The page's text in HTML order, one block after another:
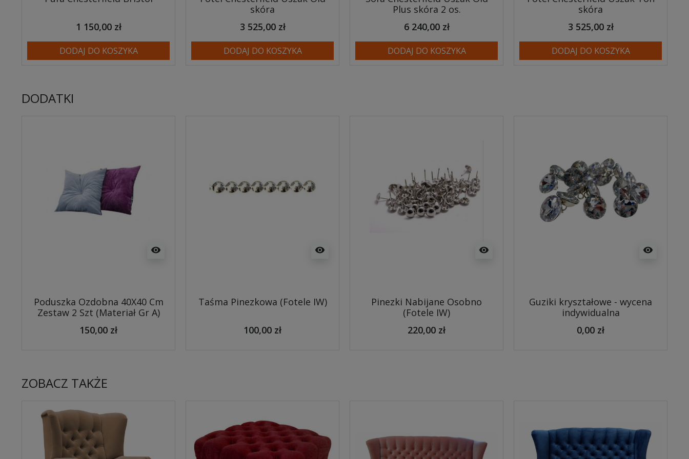
1 150,00 zł
DODAJ DO KOSZYKA
skóra
3 525,00 zł
DODAJ DO KOSZYKA
Plus skóra 2 os.
6 240,00 zł
DODAJ DO KOSZYKA
skóra
3 525,00 zł
DODAJ DO KOSZYKA
DODATKI
visibility
Poduszka Ozdobna 40X40 Cm
Zestaw 2 Szt (Materiał Gr A)
150,00 zł
visibility
Taśma Pinezkowa (Fotele IW)
100,00 zł
visibility
Pinezki Nabijane Osobno
(Fotele IW)
220,00 zł
visibility
Guziki kryształowe - wycena
indywidualna
0,00 zł
ZOBACZ TAKŻE